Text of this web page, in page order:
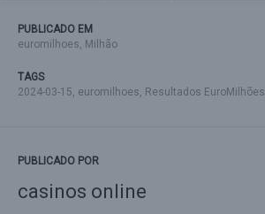
PUBLICADO EM
euromilhoes, Milhão
TAGS
2024-03-15, euromilhoes, Resultados EuroMilhões
PUBLICADO POR
casinos online